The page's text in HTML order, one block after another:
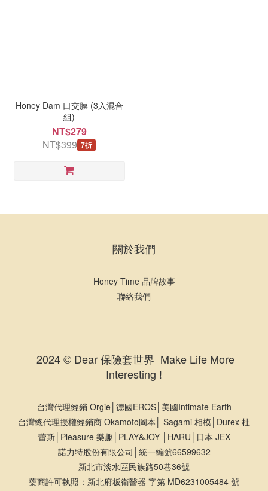
Honey Dam 口交膜 (3入混合
組)
NT$279
NT$399 7折
關於我們
Honey Time 品牌故事
聯絡我們
2024 © Dear 保險套世界 Make Life More
Interesting !
台灣代理經銷 Orgie│德國EROS│美國Intimate Earth
台灣總代理授權經銷商 Okamoto岡本│ Sagami 相模│Durex 杜
蕾斯│Pleasure 樂趣│PLAY&JOY │HARU│日本 JEX
諾力特股份有限公司│統一編號66599632
新北市淡水區民族路50巷36號
藥商許可執照：新北府板衛醫器 字第 MD6231005484 號